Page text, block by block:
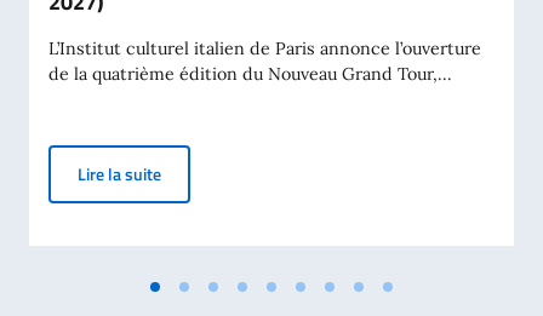
L’Institut culturel italien de Paris annonce l’ouverture
de la quatrième édition du Nouveau Grand Tour,...
Lire la suiteAPPEL À CANDIDATURES POUR LA SÉLECTION